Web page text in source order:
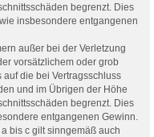
begrenzt. Dies
insbesondere entgangenen
außer bei der Verletzung
vorsätzlichem oder grob
die bei Vertragsschluss
und im Übrigen der Höhe
begrenzt. Dies
entgangenen Gewinn.
bis c gilt sinngemäß auch